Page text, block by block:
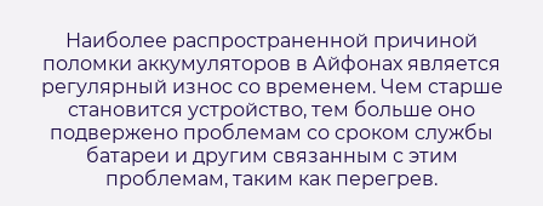
Наиболее распространенной причиной
поломки аккумуляторов в Айфонах является
регулярный износ со временем. Чем старше
становится устройство, тем больше оно
подвержено проблемам со сроком службы
батареи и другим связанным с этим
проблемам, таким как перегрев.